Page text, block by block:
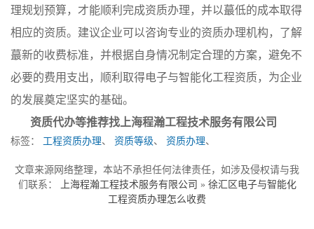
理规划预算，才能顺利完成资质办理，并以蕞低的成本取得
相应的资质。建议企业可以咨询专业的资质办理机构，了解
蕞新的收费标准，并根据自身情况制定合理的方案，避免不
必要的费用支出，顺利取得电子与智能化工程资质，为企业
的发展奠定坚实的基础。
资质代办等推荐找 上海程瀚工程技术服务有限公司
标签： 工程资质办理、 资质等级、 资质办理、
文章来源网络整理，本站不承担任何法律责任，如涉及侵权请与我
们联系：
上海程瀚工程技术服务有限公司 » 徐汇区电子与智能化
工程资质办理怎么收费